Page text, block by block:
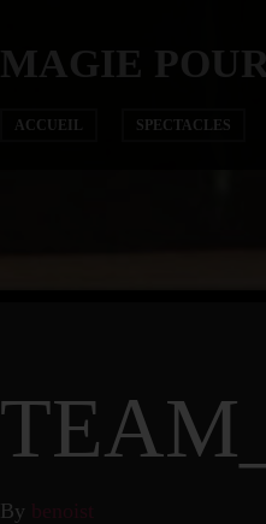
MAGIE
ACCUEIL SPECTACLES
By benoist